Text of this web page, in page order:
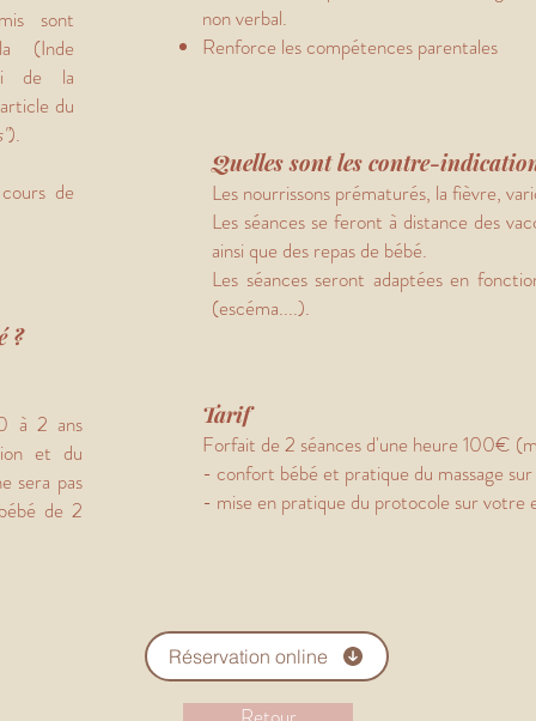
sont
(Inde
de la
du
).
de
?
à 2 ans
et du
sera pas
de 2
non verbal.
Renforce les compétences parentales
Quelles sont les contre-
Les nourrissons prématurés, la fièvre,
Les séances se feront à distance des
ainsi que des repas de bébé.
Les séances seront adaptées en
(escéma....).
Tarif
Forfait de 2 séances d'une heure 100€
- confort bébé et pratique du massage
- mise en pratique du protocole sur
Réservation online